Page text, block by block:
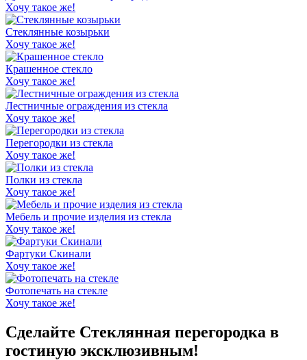
Хочу такое же!
Стеклянные козырьки
Хочу такое же!
Крашенное стекло
Хочу такое же!
Лестничные ограждения из стекла
Хочу такое же!
Перегородки из стекла
Хочу такое же!
Полки из стекла
Хочу такое же!
Мебель и прочие изделия из стекла
Хочу такое же!
Фартуки Скинали
Хочу такое же!
Фотопечать на стекле
Хочу такое же!
Сделайте Стеклянная перегородка в
гостиную эксклюзивным!